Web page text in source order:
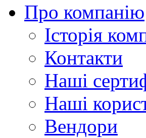
Про компанію
Історія
Контакти
Наші
Наші
Вендори